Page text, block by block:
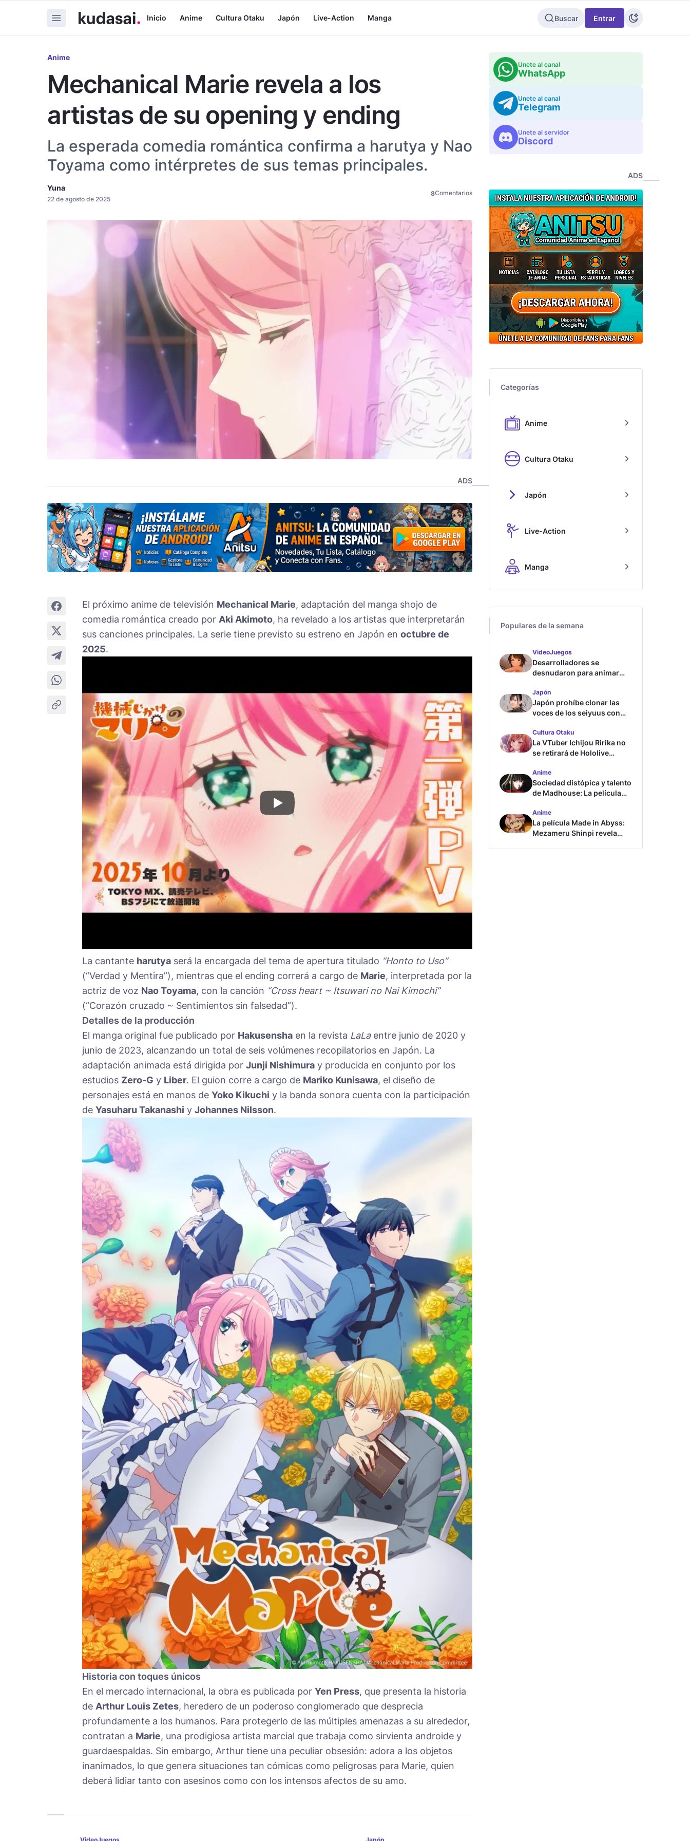
Inicio Anime Cultura Otaku Japón Live-Action Manga Buscar Entrar
Anime
Mechanical Marie revela a los
artistas de su opening y ending
La esperada comedia romántica confirma a harutya y Nao
Toyama como intérpretes de sus temas principales.
Yuna
22 de agosto de 2025
8Comentarios
ADS
El próximo anime de televisión Mechanical Marie, adaptación del manga shojo de
comedia romántica creado por Aki Akimoto, ha revelado a los artistas que interpretarán
sus canciones principales. La serie tiene previsto su estreno en Japón en octubre de
2025.
La cantante harutya será la encargada del tema de apertura titulado “Honto to Uso”
(“Verdad y Mentira”), mientras que el ending correrá a cargo de Marie, interpretada por la
actriz de voz Nao Toyama, con la canción “Cross heart ~ Itsuwari no Nai Kimochi”
(“Corazón cruzado ~ Sentimientos sin falsedad”).
Detalles de la producción
El manga original fue publicado por Hakusensha en la revista LaLaentre junio de 2020 y
junio de 2023, alcanzando un total de seis volúmenes recopilatorios en Japón. La
adaptación animada está dirigida por Junji Nishimura y producida en conjunto por los
estudios Zero-G y Liber. El guion corre a cargo de Mariko Kunisawa, el diseño de
personajes está en manos de Yoko Kikuchi y la banda sonora cuenta con la participación
de Yasuharu Takanashi y Johannes Nilsson.
Historia con toques únicos
En el mercado internacional, la obra es publicada por Yen Press, que presenta la historia
de Arthur Louis Zetes, heredero de un poderoso conglomerado que desprecia
profundamente a los humanos. Para protegerlo de las múltiples amenazas a su alrededor,
contratan a Marie, una prodigiosa artista marcial que trabaja como sirvienta androide y
guardaespaldas. Sin embargo, Arthur tiene una peculiar obsesión: adora a los objetos
inanimados, lo que genera situaciones tan cómicas como peligrosas para Marie, quien
deberá lidiar tanto con asesinos como con los intensos afectos de su amo.
Unete al canal
WhatsApp
Unete al canal
Telegram
Unete al servidor
Discord
ADS
Categorías
Anime
Cultura Otaku
Japón
Live-Action
Manga
Populares de la semana
VideoJuegos
Desarrolladores se
desnudaron para animar
Japón
Japón prohíbe clonar las
voces de los seiyuus con
Cultura Otaku
La VTuber Ichijou Ririka no
se retirará de Hololive
Anime
Sociedad distópica y talento
de Madhouse: La película
tráiler
Anime
La película Made in Abyss:
Mezameru Shinpi revela